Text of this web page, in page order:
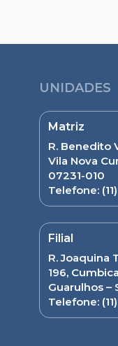
UNIDADES
Matriz
R. Benedito
Vila Nova
07231-010
Telefone:
Filial
R. Joaquina
196, Cumbica
Guarulhos –
Telefone: